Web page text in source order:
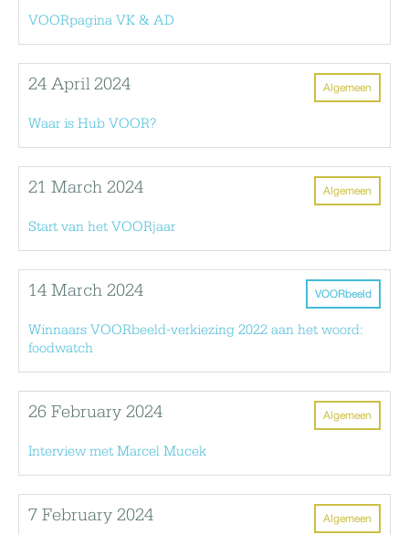
VOORpagina VK & AD
Algemeen
24 April 2024
Waar is Hub VOOR?
Algemeen
21 March 2024
Start van het VOORjaar
VOORbeeld
14 March 2024
Winnaars VOORbeeld-verkiezing 2022 aan het woord:
foodwatch
Algemeen
26 February 2024
Interview met Marcel Mucek
Algemeen
7 February 2024